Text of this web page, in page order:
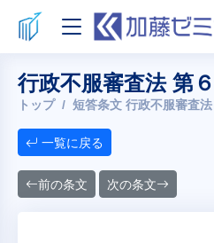
行政不服審査法 第
トップ 短答条文 行政不服審査法
一覧に戻る
前の条文 次の条文